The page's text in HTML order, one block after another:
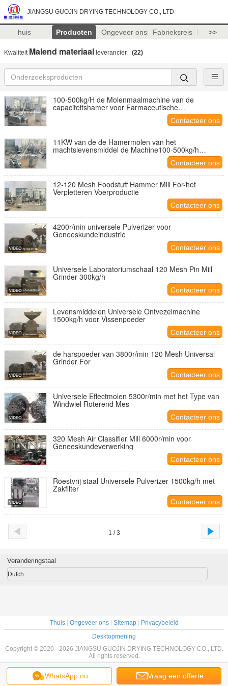
JIANGSU GUOJIN DRYING TECHNOLOGY CO., LTD
huis Producten Ongeveer ons Fabrieksreis >>
Kwaliteit Malend materiaal leverancier. (22)
100-500kg/H de Molenmaalmachine van de
capaciteitshamer voor Farmaceutische
Contacteer ons
11KW van de de Hamermolen van het
machtslevensmiddel de Machine100-500kg/h
Contacteer ons
12-120 Mesh Foodstuff Hammer Mill For-het
Verpletteren Voerproductie
Contacteer ons
4200r/min universele Pulverizer voor
Geneeskundeindustrie
Contacteer ons
Universele Laboratoriumschaal 120 Mesh Pin Mill
Grinder 300kg/h
Contacteer ons
Levensmiddelen Universele Ontvezelmachine
1500kg/h voor Vissenpoeder
Contacteer ons
de harspoeder van 3800r/min 120 Mesh Universal
Grinder For
Contacteer ons
Universele Effectmolen 5300r/min met het Type van
Windwiel Roterend Mes
Contacteer ons
320 Mesh Air Classifier Mill 6000r/min voor
Geneeskundeverwerking
Contacteer ons
Roestvrij staal Universele Pulverizer 1500kg/h met
Zakfilter
Contacteer ons
1 / 3
WhatsApp nu Vraag een offerte
Veranderingstaal
Dutch
Thuis| Ongeveer ons| Sitemap|
Privacybeleid
Desktopmening
Copyright © 2020 - 2026 JIANGSU GUOJIN DRYING TECHNOLOGY CO., LTD.
All rights reserved.